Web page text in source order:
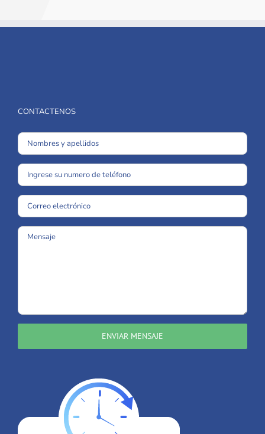
CONTACTENOS